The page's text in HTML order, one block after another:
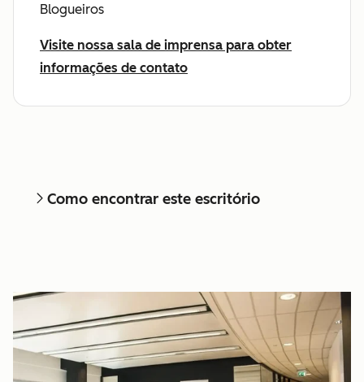
Blogueiros
Visite nossa sala de imprensa para obter
informações de contato
Como encontrar este escritório